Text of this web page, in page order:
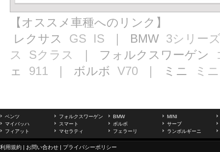
【オススメ車種へのリンク】
レクサス GS IS ｜ BMW 3シリー
ス
Sクラス ｜ フォルクスワーゲン
ェ 911 ｜ ボルボ V70 ｜ ミニ ミニ
ベンツ フォルクスワーゲン BMW
MINI
マイバッハ
スマート ボルボ
サーブ
フィアット
マセラティ フェラーリ ランボルギーニ
利用規約 | お問い合わせ | プライバシーポリシー